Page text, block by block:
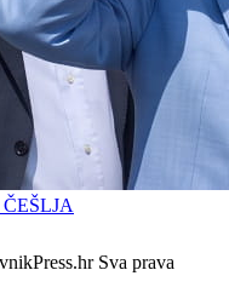
Sva prava